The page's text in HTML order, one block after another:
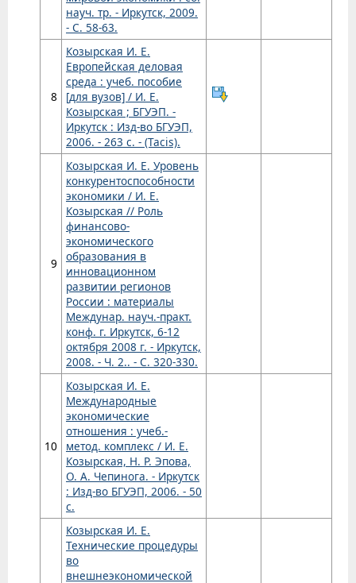
науч. тр. - Иркутск, 2009.
- С. 58-63.
8
Козырская И. Е.
Европейская деловая
среда : учеб. пособие
[для вузов] / И. Е.
Козырская ; БГУЭП. -
Иркутск : Изд-во БГУЭП,
2006. - 263 с. - (Tacis).
9
Козырская И. Е. Уровень
конкурентоспособности
экономики / И. Е.
Козырская // Роль
финансово-
экономического
образования в
инновационном
развитии регионов
России : материалы
Междунар. науч.-практ.
конф. г. Иркутск, 6-12
октября 2008 г. - Иркутск,
2008. - Ч. 2.. - С. 320-330.
10
Козырская И. Е.
Международные
экономические
отношения : учеб.-
метод. комплекс / И. Е.
Козырская, Н. Р. Эпова,
О. А. Чепинога. - Иркутск
: Изд-во БГУЭП, 2006. - 50
с.
Козырская И. Е.
Технические процедуры
во
внешнеэкономической